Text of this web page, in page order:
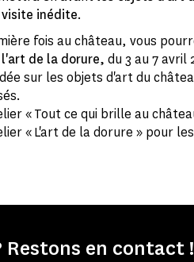
visite inédite.
fois au château, vous
de la dorure, du 3 au 7 avril
sur les objets d'art du
« Tout ce qui brille au
« L'art de la dorure » pour
en contact !